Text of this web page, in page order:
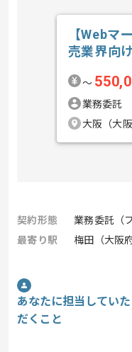
【Webマ
売業界向
〜
業務委託
大阪（大阪
契約形態
業務委託（
最寄り駅
梅田（大阪
あなたに担当していた
だくこと